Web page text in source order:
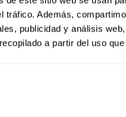
tráfico. Además,
publicidad y análisis
a partir del uso
del personal genera
se encuentran: